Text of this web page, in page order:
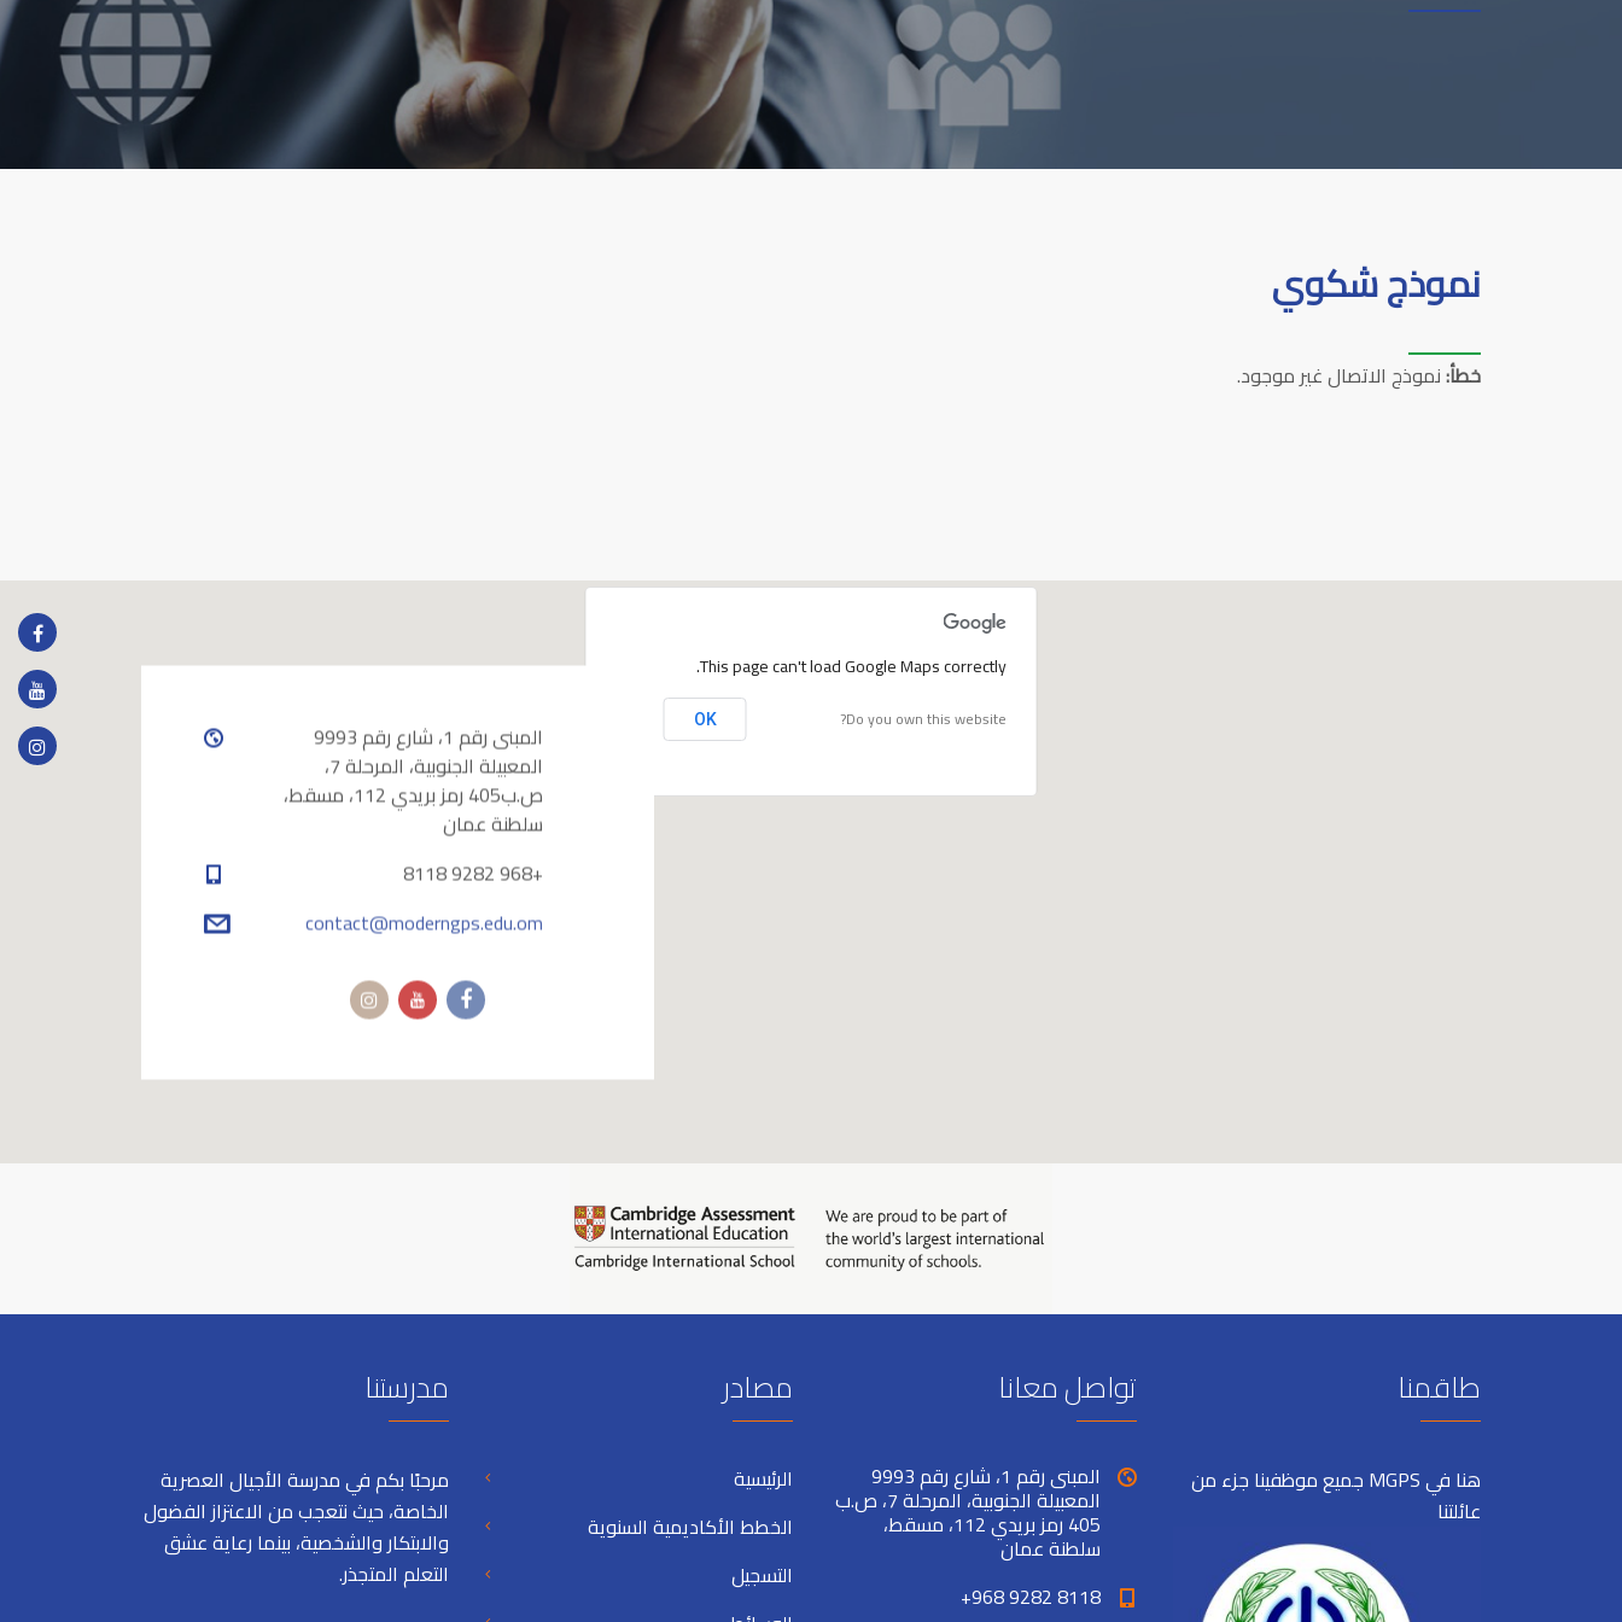
نموذج شكوي
خطأ:نموذج الاتصال غير موجود.
المبنى رقم 1، شارع رقم 9993
المعبيلة الجنوبية، المرحلة 7،
ص.ب405 رمز بريدي 112، مسقط،
سلطنة عمان
+968 9282 8118
contact@moderngps.edu.om
This page can't load Google Maps correctly.
Do you own this website?
OK
مدرستنا
مرحبًا بكم في مدرسة الأجيال العصرية
الخاصة، حيث نتعجب من الاعتزاز الفضول
والابتكار والشخصية، بينما رعاية عشق
التعلم المتجذر.
مصادر
الرئيسية
الخطط الأكاديمية السنوية
التسجيل
تواصل معانا
المبنى رقم 1، شارع رقم 9993
المعبيلة الجنوبية، المرحلة 7، ص.ب
405 رمز بريدي 112، مسقط،
سلطنة عمان
+968 9282 8118
طاقمنا
هنا في MGPS جميع موظفينا جزء من
عائلتنا